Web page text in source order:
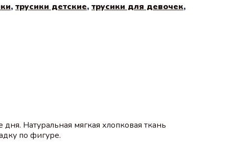
, трусики детские, трусики для девочек,
Натуральная мягкая хлопковая ткань
по фигуре.